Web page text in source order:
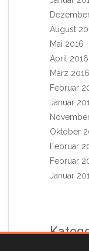
August
Mai 2016
April 2016
März 2016
Februar
Januar
Oktober
Februar
Februar
Januar